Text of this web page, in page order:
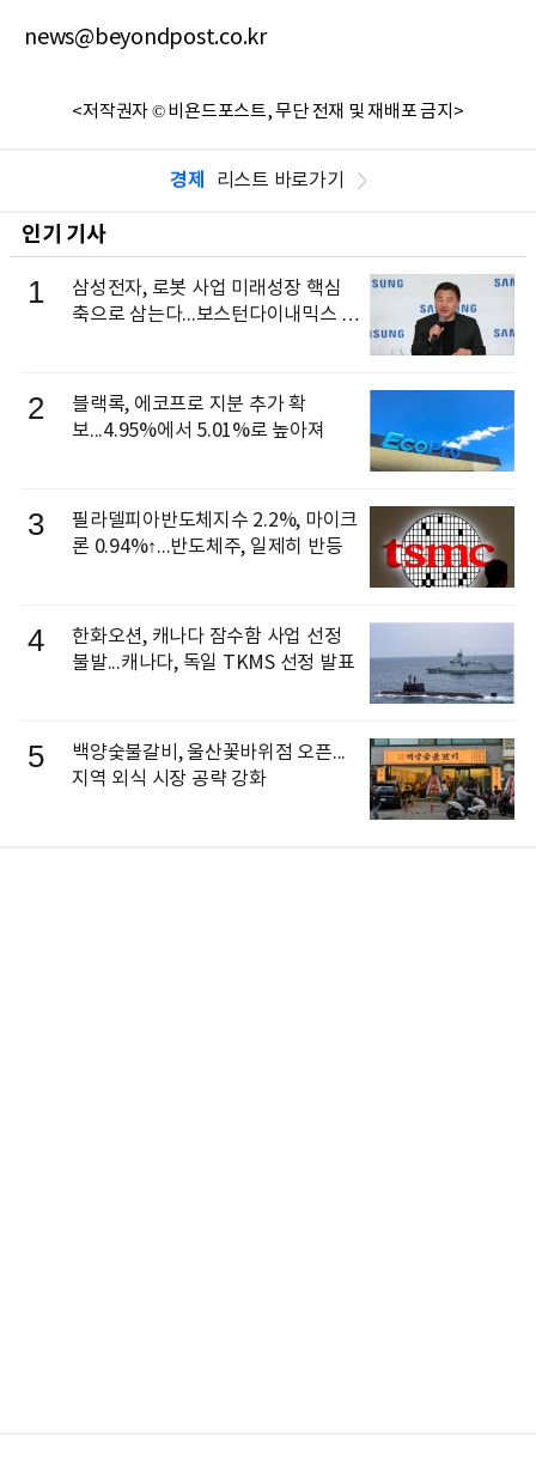
news@beyondpost.co.kr
<저작권자 © 비욘드포스트, 무단 전재 및 재배포 금지>
경제 리스트 바로가기
인기 기사
1
삼성전자, 로봇 사업 미래성장 핵심
축으로 삼는다...보스턴다이내믹스 출
2
블랙록, 에코프로 지분 추가 확
보...4.95%에서 5.01%로 높아져
3
필라델피아반도체지수 2.2%, 마이크
론 0.94%↑...반도체주, 일제히 반등
4
한화오션, 캐나다 잠수함 사업 선정
불발...캐나다, 독일 TKMS 선정 발표
5
백양숯불갈비, 울산꽃바위점 오픈...
지역 외식 시장 공략 강화